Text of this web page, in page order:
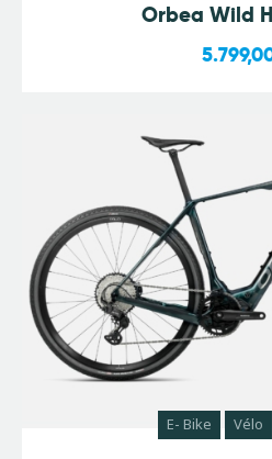
Orbea Wild
E- Bike Vélo